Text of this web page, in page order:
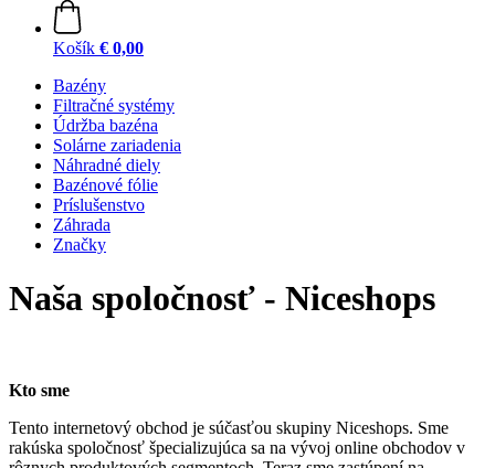
Košík € 0,00
Bazény
Filtračné systémy
Údržba bazéna
Solárne zariadenia
Náhradné diely
Bazénové fólie
Príslušenstvo
Záhrada
Značky
Naša spoločnosť - Niceshops
Kto sme
Tento internetový obchod je súčasťou skupiny Niceshops. Sme
rakúska spoločnosť špecializujúca sa na vývoj online obchodov v